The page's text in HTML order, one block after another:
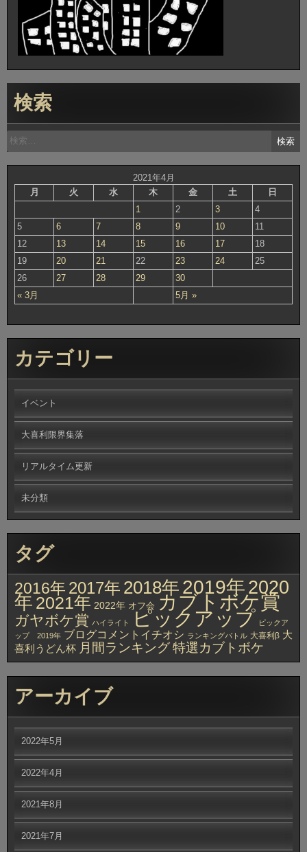
検索
検
索:
2021年4月
月
火 水 木 金 土 日
« 3月 5月 »
1 2 3
4
5
6 7 8 9 10
11
12
13 14 15 16 17
18
19
20 21 22 23 24
25
26
27 28 29 30
カテゴリー
イベント
大喜利限界集落
リアルタイム更新
未分類
タグ
2016年 2017年 2018年 2019年2020
年 2021年 2022年 オフ会 カブトボケ賞
ガヤボケ賞 ハイライト ピックアップ ピックア
ップ 2019年 ブログコメントイチオシ ランキングバトル 大喜利β 大
喜利うどん杯 月間ランキング特選カブトボケ
アーカイブ
2022年5月
2022年4月
2021年8月
2021年7月